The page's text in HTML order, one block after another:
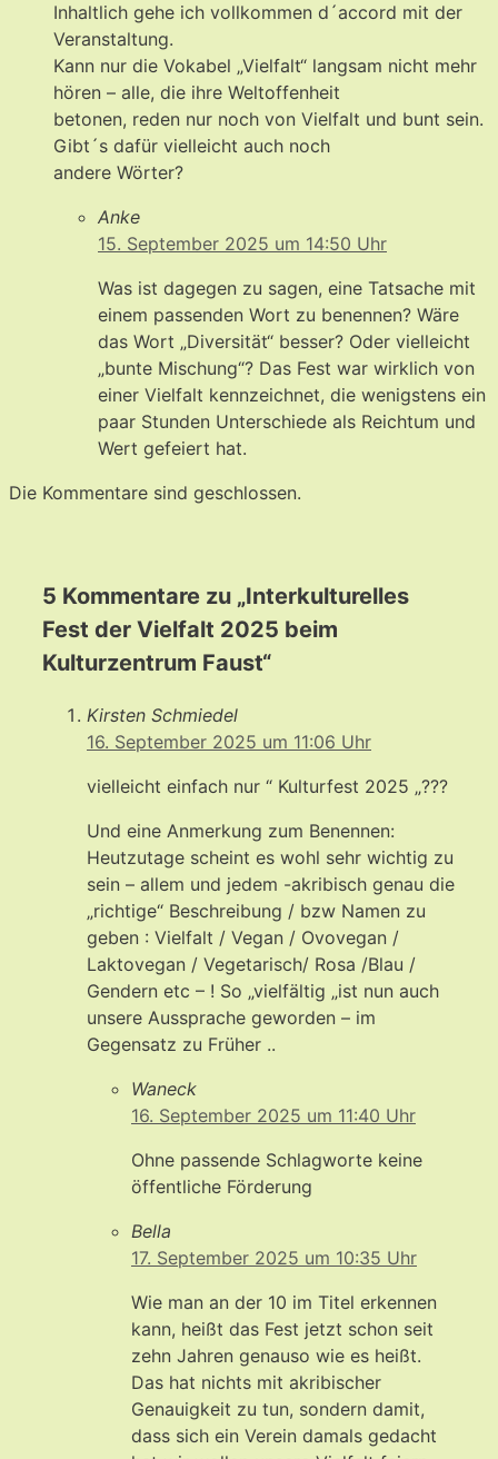
Inhaltlich gehe ich vollkommen d´accord mit der
Veranstaltung.
Kann nur die Vokabel „Vielfalt“ langsam nicht mehr
hören – alle, die ihre Weltoffenheit
betonen, reden nur noch von Vielfalt und bunt sein.
Gibt´s dafür vielleicht auch noch
andere Wörter?
Anke
15. September 2025 um 14:50 Uhr
Was ist dagegen zu sagen, eine Tatsache mit
einem passenden Wort zu benennen? Wäre
das Wort „Diversität“ besser? Oder vielleicht
„bunte Mischung“? Das Fest war wirklich von
einer Vielfalt kennzeichnet, die wenigstens ein
paar Stunden Unterschiede als Reichtum und
Wert gefeiert hat.
Die Kommentare sind geschlossen.
5 Kommentare zu „Interkulturelles
Fest der Vielfalt 2025 beim
Kulturzentrum Faust“
Kirsten Schmiedel
16. September 2025 um 11:06 Uhr
vielleicht einfach nur “ Kulturfest 2025 „???
Und eine Anmerkung zum Benennen:
Heutzutage scheint es wohl sehr wichtig zu
sein – allem und jedem -akribisch genau die
„richtige“ Beschreibung / bzw Namen zu
geben : Vielfalt / Vegan / Ovovegan /
Laktovegan / Vegetarisch/ Rosa /Blau /
Gendern etc – ! So „vielfältig „ist nun auch
unsere Aussprache geworden – im
Gegensatz zu Früher ..
Waneck
16. September 2025 um 11:40 Uhr
Ohne passende Schlagworte keine
öffentliche Förderung
Bella
17. September 2025 um 10:35 Uhr
Wie man an der 10 im Titel erkennen
kann, heißt das Fest jetzt schon seit
zehn Jahren genauso wie es heißt.
Das hat nichts mit akribischer
Genauigkeit zu tun, sondern damit,
dass sich ein Verein damals gedacht